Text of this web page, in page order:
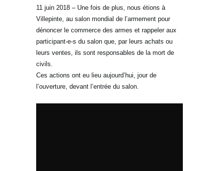
11 juin 2018 – Une fois de plus, nous étions à
Villepinte, au salon mondial de l’armement pour
dénoncer le commerce des armes et rappeler aux
participant-e-s du salon que, par leurs achats ou
leurs ventes, ils sont responsables de la mort de
civils.
Ces actions ont eu lieu aujourd’hui, jour de
l’ouverture, devant l’entrée du salon.